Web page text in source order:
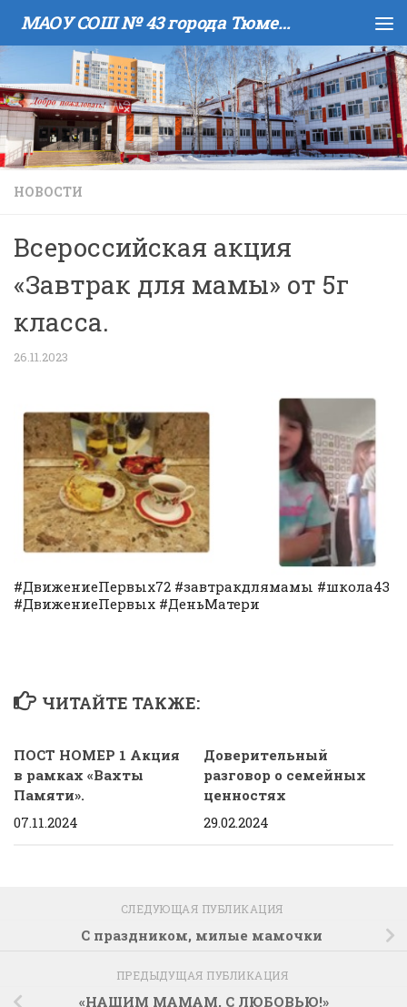
Skip to content МАОУ COШ № 43 города Тюмени имени В.И. Муравленко
НОВОСТИ
Всероссийская акция
«Завтрак для мамы» от 5г
класса.
26.11.2023
#ДвижениеПервых72 #завтракдлямамы #школа43
#ДвижениеПервых #ДеньМатери
ЧИТАЙТЕ ТАКЖЕ:
ПОСТ НОМЕР 1 Акция
в рамках «Вахты
Памяти».
07.11.2024
Доверительный
разговор о семейных
ценностях
29.02.2024
СЛЕДУЮЩАЯ ПУБЛИКАЦИЯ
С праздником, милые мамочки
ПРЕДЫДУЩАЯ ПУБЛИКАЦИЯ
«НАШИМ МАМАМ, С ЛЮБОВЬЮ!»